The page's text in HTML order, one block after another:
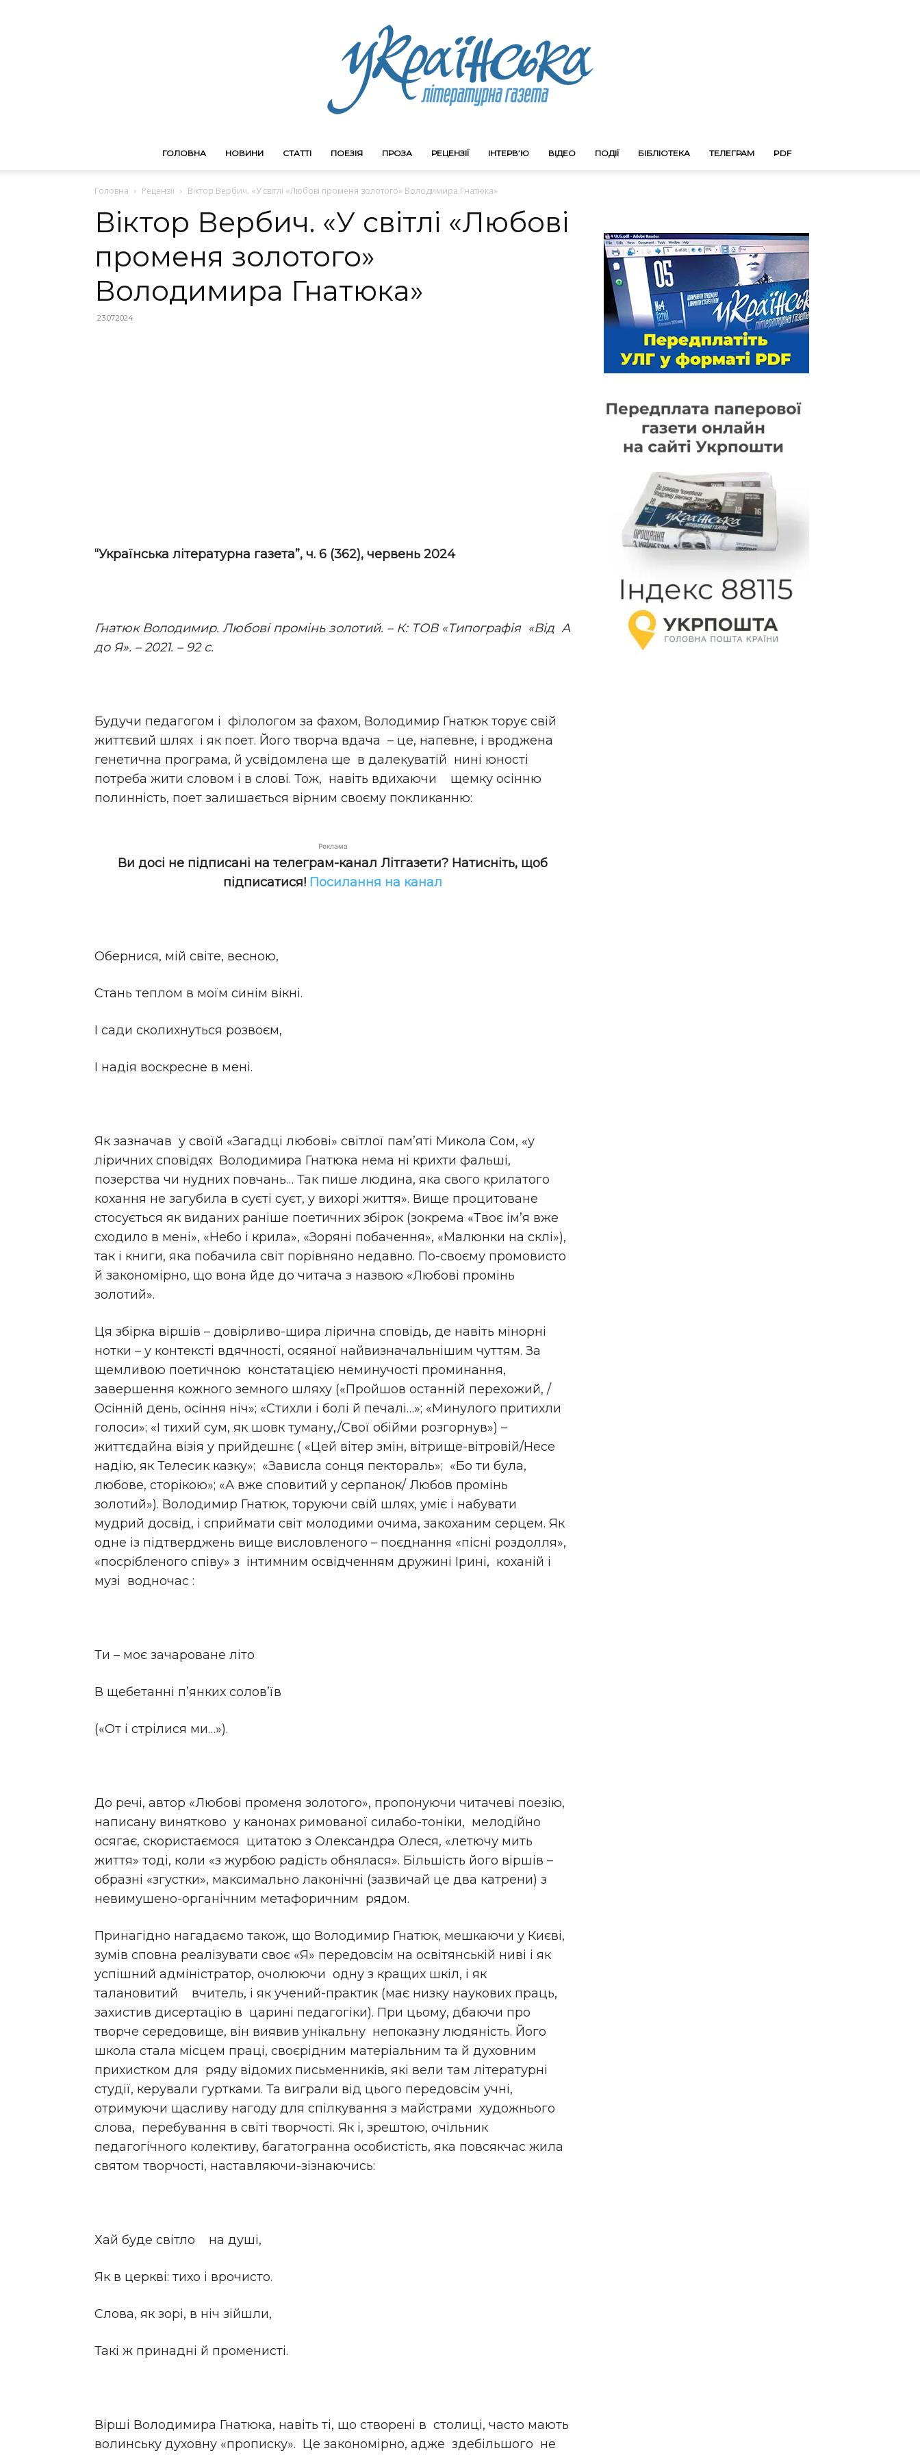
ГОЛОВНА НОВИНИ СТАТТІ ПОЕЗІЯ ПРОЗА РЕЦЕНЗІЇ ІНТЕРВ’Ю ВІДЕО ПОДІЇ БІБЛІОТЕКА ТЕЛЕГРАМ PDF
Головна Рецензії Віктор Вербич. «У світлі «Любові променя золотого» Володимира Гнатюка»
Віктор Вербич. «У світлі «Любові
променя золотого»
Володимира Гнатюка»
23.07.2024
“Українська літературна газета”, ч. 6 (362), червень 2024
Гнатюк Володимир. Любові промінь золотий. – К: ТОВ «Типографія «Від А
до Я». – 2021. – 92 с.
Будучи педагогом і філологом за фахом, Володимир Гнатюк торує свій
життєвий шлях і як поет. Його творча вдача – це, напевне, і вроджена
генетична програма, й усвідомлена ще в далекуватій нині юності
потреба жити словом і в слові. Тож, навіть вдихаючи щемку осінню
полинність, поет залишається вірним своєму покликанню:
Реклама
Ви досі не підписані на телеграм-канал Літгазети? Натисніть, щоб
підписатися! Посилання на канал
Обернися, мій світе, весною,
Стань теплом в моїм синім вікні.
І сади сколихнуться розвоєм,
І надія воскресне в мені.
Як зазначав у своїй «Загадці любові» світлої пам’яті Микола Сом, «у
ліричних сповідях Володимира Гнатюка нема ні крихти фальші,
позерства чи нудних повчань… Так пише людина, яка свого крилатого
кохання не загубила в суєті суєт, у вихорі життя». Вище процитоване
стосується як виданих раніше поетичних збірок (зокрема «Твоє ім’я вже
сходило в мені», «Небо і крила», «Зоряні побачення», «Малюнки на склі»),
так і книги, яка побачила світ порівняно недавно. По-своєму промовисто
й закономірно, що вона йде до читача з назвою «Любові промінь
золотий».
Ця збірка віршів – довірливо-щира лірична сповідь, де навіть мінорні
нотки – у контексті вдячності, осяяної найвизначальнішим чуттям. За
щемливою поетичною констатацією неминучості проминання,
завершення кожного земного шляху («Пройшов останній перехожий, /
Осінній день, осіння ніч»; «Стихли і болі й печалі…»; «Минулого притихли
голоси»; «І тихий сум, як шовк туману,/Cвої обійми розгорнув») –
життєдайна візія у прийдешнє ( «Цей вітер змін, вітрище-вітровій/Несе
надію, як Телесик казку»; «Зависла сонця пектораль»; «Бо ти була,
любове, сторікою»; «А вже сповитий у серпанок/ Любов промінь
золотий»). Володимир Гнатюк, торуючи свій шлях, уміє і набувати
мудрий досвід, і сприймати світ молодими очима, закоханим серцем. Як
одне із підтверджень вище висловленого – поєднання «пісні роздолля»,
«посрібленого співу» з інтимним освідченням дружині Ірині, коханій і
музі водночас :
Ти – моє зачароване літо
В щебетанні п’янких солов’їв
(«От і стрілися ми…»).
До речі, автор «Любові променя золотого», пропонуючи читачеві поезію,
написану винятково у канонах римованої силабо-тоніки, мелодійно
осягає, скористаємося цитатою з Олександра Олеся, «летючу мить
життя» тоді, коли «з журбою радість обнялася». Більшість його віршів –
образні «згустки», максимально лаконічні (зазвичай це два катрени) з
невимушено-органічним метафоричним рядом.
Принагідно нагадаємо також, що Володимир Гнатюк, мешкаючи у Києві,
зумів сповна реалізувати своє «Я» передовсім на освітянській ниві і як
успішний адміністратор, очолюючи одну з кращих шкіл, і як
талановитий вчитель, і як учений-практик (має низку наукових праць,
захистив дисертацію в царині педагогіки). При цьому, дбаючи про
творче середовище, він виявив унікальну непоказну людяність. Його
школа стала місцем праці, своєрідним матеріальним та й духовним
прихистком для ряду відомих письменників, які вели там літературні
студії, керували гуртками. Та виграли від цього передовсім учні,
отримуючи щасливу нагоду для спілкування з майстрами художнього
слова, перебування в світі творчості. Як і, зрештою, очільник
педагогічного колективу, багатогранна особистість, яка повсякчас жила
святом творчості, наставляючи-зізнаючись:
Хай буде світло на душі,
Як в церкві: тихо і врочисто.
Слова, як зорі, в ніч зійшли,
Такі ж принадні й променисті.
Вірші Володимира Гнатюка, навіть ті, що створені в столиці, часто мають
волинську духовну «прописку». Це закономірно, адже здебільшого не